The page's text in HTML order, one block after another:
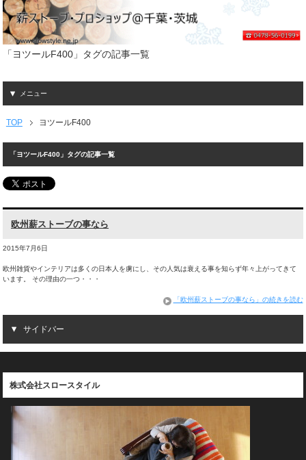
「ヨツールF400」タグの記事一覧
メニュー
TOP ヨツールF400
「ヨツールF400」タグの記事一覧
欧州薪ストーブの事なら
2015年7月6日
欧州雑貨やインテリアは多くの日本人を虜にし、その人気は衰える事を知らず年々上がってきて
います。 その理由の一つ・・・
「欧州薪ストーブの事なら」の続きを読む
サイドバー
株式会社スロースタイル